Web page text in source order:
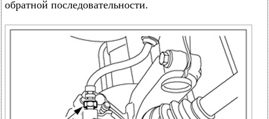
обратной последовательности.